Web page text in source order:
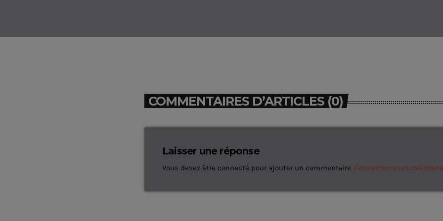
COMMENTAIRES D’ARTICLES (0)
Laisser une réponse
Vous devez être connecté pour ajouter un commentaire. Connectez-vous